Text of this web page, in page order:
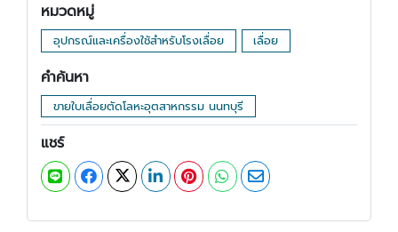
หมวดหมู่
อุปกรณ์และเครื่องใช้สำหรับโรงเลื่อย เลื่อย
คำค้นหา
ขายใบเลื่อยตัดโลหะอุตสาหกรรม นนทบุรี
แชร์